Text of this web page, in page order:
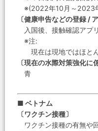
※(2022年10月～2023
〔健康申告などの登録 /
入国後、接触確認アプ
※注:
現在は現地ではほとん
〔現在の水際対策強化
青
■ ベトナム
〔ワクチン接種〕
ワクチン接種の有無や